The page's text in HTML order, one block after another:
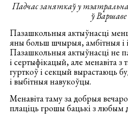
Падчас заняткаў у
ў Варшаве
Пазашкольныя актыўнасці
яны больш шчырыя, амбітныя і
Пазашкольныя актыўнасці не
і сертыфікацый, але менавіта з
гурткоў і секцый вырастаюць
і выбітныя навукоўцы.
Менавіта таму за добрыя
плаціць грошы бацькі з любым